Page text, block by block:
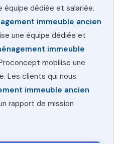
équipe dédiée et salariée.
immeuble ancien
une équipe dédiée et
immeuble
mobilise une
Les clients qui nous
immeuble ancien
rapport de mission